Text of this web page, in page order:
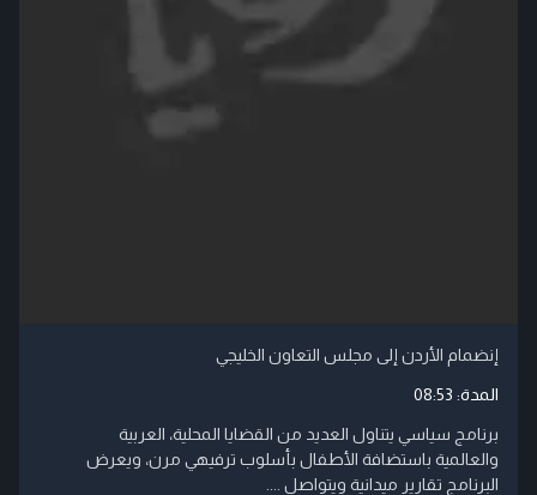
إنضمام الأردن إلى مجلس التعاون الخليجي
المدة: 08:53
برنامج سياسي يتناول العديد من القضايا المحلية، العربية
والعالمية باستضافة الأطفال بأسلوب ترفيهي مرن، ويعرض
البرنامج تقارير ميدانية ويتواصل ....